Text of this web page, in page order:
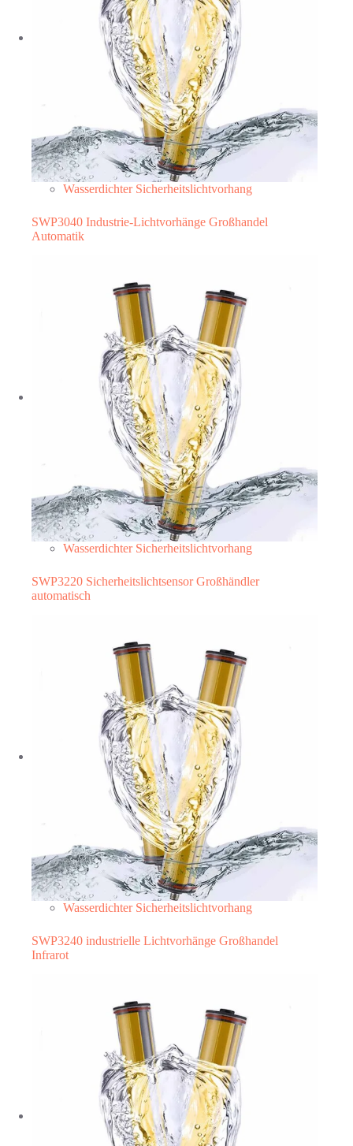
Wasserdichter Sicherheitslichtvorhang
SWP3040 Industrie-Lichtvorhänge Großhandel
Automatik
Wasserdichter Sicherheitslichtvorhang
SWP3220 Sicherheitslichtsensor Großhändler
automatisch
Wasserdichter Sicherheitslichtvorhang
SWP3240 industrielle Lichtvorhänge Großhandel
Infrarot